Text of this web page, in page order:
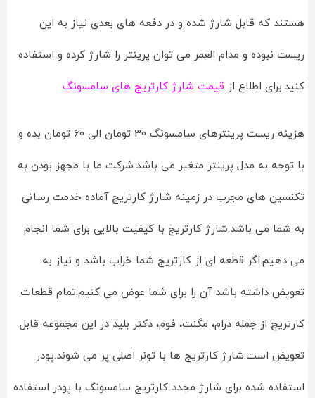
هستند که قابل شارژ شده و در دفعه های بعدی نیاز به این
ریست نبوده و مدام العمر می توان پرینتر را شارژ کرده و استفاده
کنید.برای اطلاع از قیمت شارژ کارتریج های سامسونگ
هزینه ریست پرینترهای سامسونگ 30 تومان الی 60 تومان بده و
با توجه به مدل پرینتر متغیر می باشد.شرکت ما با مجهز بودن به
تکنسین های مجرب در زمینه شارژ کارتریج آماده خدمت رسانی
به شما می باشد.شارژ کارتریج با کیفیت بالایی برای شما انجام
می دهیم.اگر قطعه ای از کارتریج شما خراب باشد و نیاز به
تعویض داشته باشد آن را برای شما عوض می کنیم.تمام قطعات
کارتریج از جمله درام، مگنت، فوم، دکتر بلید در این مجموعه قابل
تعویض است.شارژ کارتریج ها با تونر اصلی پر می شوند.پودر
استفاده شده برای شارژ مجدد کارتریج سامسونگ با پودر استفاده